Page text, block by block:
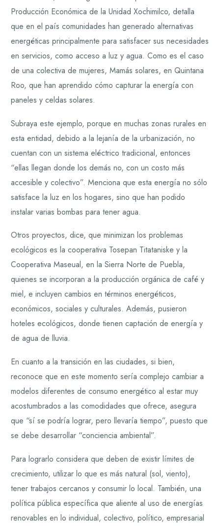
Producción Económica de la Unidad Xochimilco, detalla
que en el país comunidades han generado alternativas
energéticas principalmente para satisfacer sus necesidades
en servicios, como acceso a luz y agua. Como es el caso
de una colectiva de mujeres, Mamás solares, en Quintana
Roo, que han aprendido cómo capturar la energía con
paneles y celdas solares.
Subraya este ejemplo, porque en muchas zonas rurales en
esta entidad, debido a la lejanía de la urbanización, no
cuentan con un sistema eléctrico tradicional, entonces
“ellas llegan donde los demás no, con un costo más
accesible y colectivo”. Menciona que esta energía no sólo
satisface la luz en los hogares, sino que han podido
instalar varias bombas para tener agua.
Otros proyectos, dice, que minimizan los problemas
ecológicos es la cooperativa Tosepan Titataniske y la
Cooperativa Maseual, en la Sierra Norte de Puebla,
quienes se incorporan a la producción orgánica de café y
miel, e incluyen cambios en términos energéticos,
económicos, sociales y culturales. Además, pusieron
hoteles ecológicos, donde tienen captación de energía y
de agua de lluvia.
En cuanto a la transición en las ciudades, si bien,
reconoce que en este momento sería complejo cambiar a
modelos diferentes de consumo energético al estar muy
acostumbrados a las comodidades que ofrece, asegura
que “sí se podría lograr, pero llevaría tiempo”, puesto que
se debe desarrollar “conciencia ambiental”.
Para lograrlo considera que deben de existir límites de
crecimiento, utilizar lo que es más natural (sol, viento),
tener trabajos cercanos y consumir lo local. También, una
política pública específica que aliente al uso de energías
renovables en lo individual, colectivo, político, empresarial